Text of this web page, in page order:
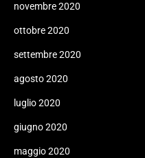
novembre 2020
ottobre 2020
settembre 2020
agosto 2020
luglio 2020
giugno 2020
maggio 2020